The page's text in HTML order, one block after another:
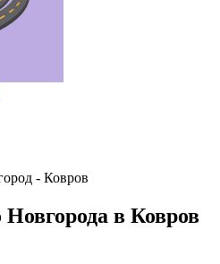
- Ковров
в Ковров